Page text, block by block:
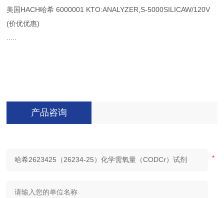
美国HACH哈希 6000001 KTO:ANALYZER,S-5000SILICAW/120V
(价优优惠)
产品咨询